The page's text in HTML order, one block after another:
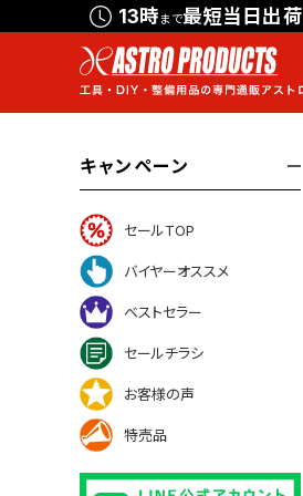
13時まで最短当日出荷
キャンペーン
セールTOP
バイヤーオススメ
ベストセラー
セールチラシ
お客様の声
特売品